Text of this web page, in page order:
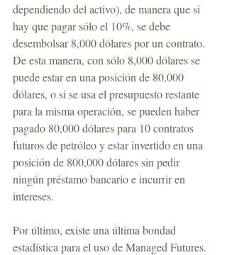
dependiendo del activo), de manera que si
hay que pagar sólo el 10%, se debe
desembolsar 8,000 dólares por un contrato.
De esta manera, con sólo 8,000 dólares se
puede estar en una posición de 80,000
dólares, o si se usa el presupuesto restante
para la misma operación, se pueden haber
pagado 80,000 dólares para 10 contratos
futuros de petróleo y estar invertido en una
posición de 800,000 dólares sin pedir
ningún préstamo bancario e incurrir en
intereses.
Por último, existe una última bondad
estadística para el uso de Managed Futures.